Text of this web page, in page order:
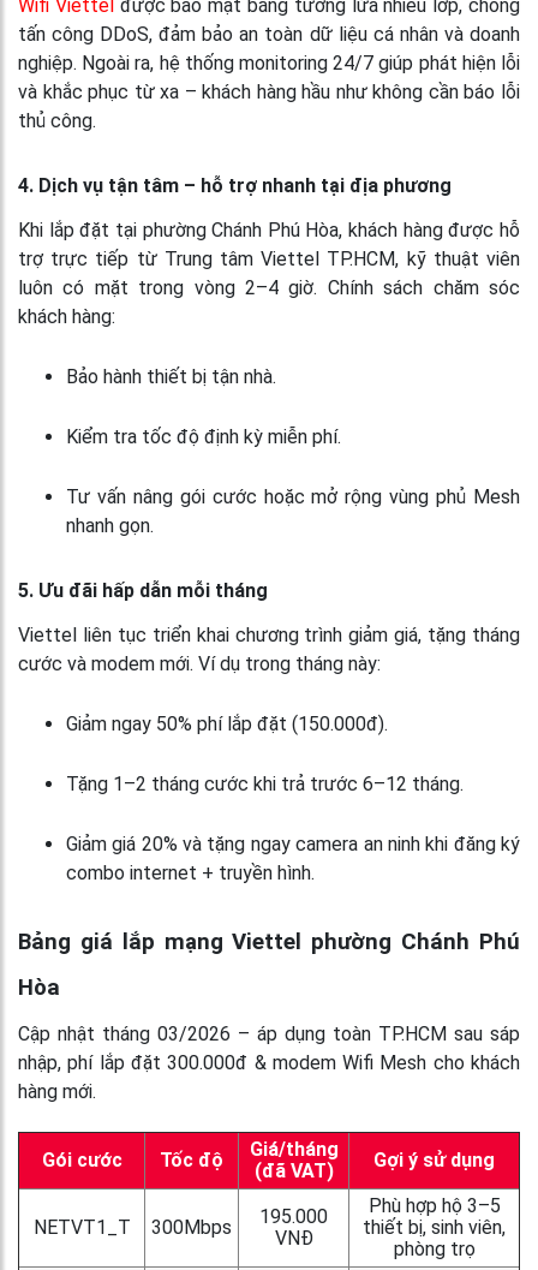
Wifi Viettel được bảo mật bằng tường lửa nhiều lớp, chống
tấn công DDoS, đảm bảo an toàn dữ liệu cá nhân và doanh
nghiệp. Ngoài ra, hệ thống monitoring 24/7 giúp phát hiện lỗi
và khắc phục từ xa – khách hàng hầu như không cần báo lỗi
thủ công.
4. Dịch vụ tận tâm – hỗ trợ nhanh tại địa phương
Khi lắp đặt tại phường Chánh Phú Hòa, khách hàng được hỗ
trợ trực tiếp từ Trung tâm Viettel TP.HCM, kỹ thuật viên
luôn có mặt trong vòng 2–4 giờ. Chính sách chăm sóc
khách hàng:
Bảo hành thiết bị tận nhà.
Kiểm tra tốc độ định kỳ miễn phí.
Tư vấn nâng gói cước hoặc mở rộng vùng phủ Mesh
nhanh gọn.
5. Ưu đãi hấp dẫn mỗi tháng
Viettel liên tục triển khai chương trình giảm giá, tặng tháng
cước và modem mới. Ví dụ trong tháng này:
Giảm ngay 50% phí lắp đặt (150.000đ).
Tặng 1–2 tháng cước khi trả trước 6–12 tháng.
Giảm giá 20% và tặng ngay camera an ninh khi đăng ký
combo internet + truyền hình.
Bảng giá lắp mạng Viettel phường Chánh Phú
Hòa
Cập nhật tháng 03/2026 – áp dụng toàn TP.HCM sau sáp
nhập, phí lắp đặt 300.000đ & modem Wifi Mesh cho khách
hàng mới.
Gói cước Tốc độ
Giá/tháng
(đã VAT)
Gợi ý sử dụng
NETVT1_T 300Mbps
195.000
VNĐ
Phù hợp hộ 3–5
thiết bị, sinh viên,
phòng trọ